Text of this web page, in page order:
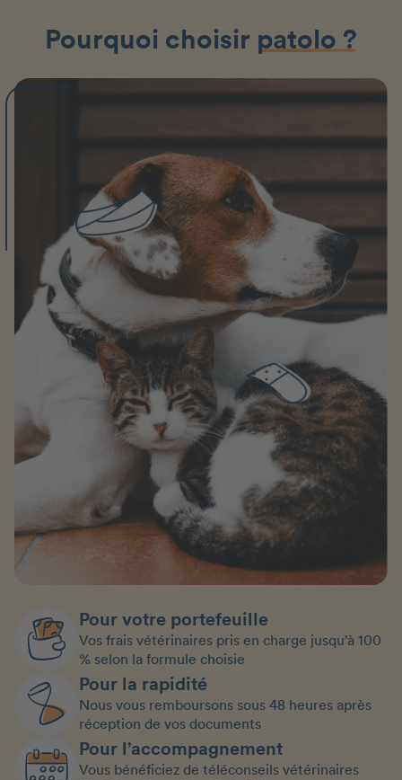
Pourquoi choisir patolo ?
Pour votre portefeuille
Vos frais vétérinaires pris en charge jusqu’à 100
% selon la formule choisie
Pour la rapidité
Nous vous remboursons sous 48 heures après
réception de vos documents
Pour l’accompagnement
Vous bénéficiez de téléconseils vétérinaires